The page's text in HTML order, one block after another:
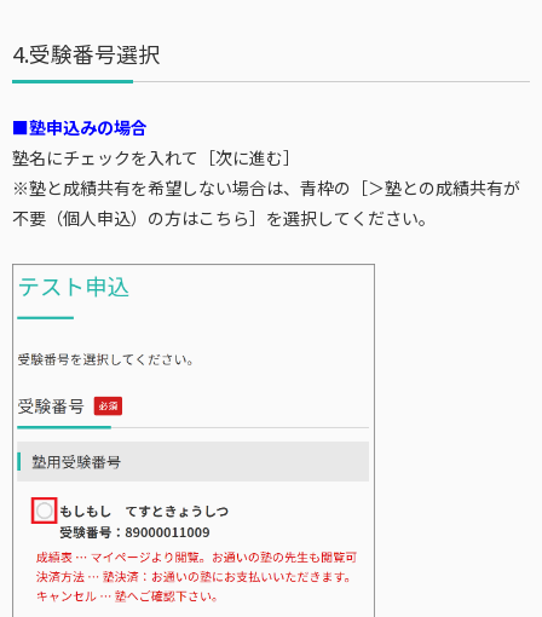
4.受験番号選択
■塾申込みの場合
塾名にチェックを入れて［次に進む］
※塾と成績共有を希望しない場合は、青枠の［＞塾との成績共有が
不要（個人申込）の方はこちら］を選択してください。